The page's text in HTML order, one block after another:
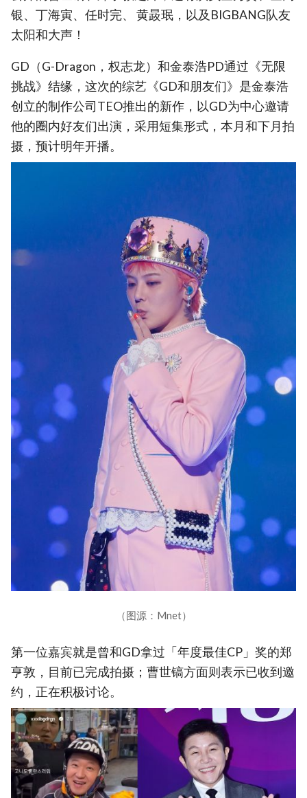
银、丁海寅、任时完、 黄晸珉，以及BIGBANG队友
太阳和大声！
GD（G-Dragon，权志龙）和金泰浩PD通过《无限
挑战》结缘，这次的综艺《GD和朋友们》是金泰浩
创立的制作公司TEO推出的新作，以GD为中心邀请
他的圈内好友们出演，采用短集形式，本月和下月拍
摄，预计明年开播。
（图源：Mnet）
第一位嘉宾就是曾和GD拿过「年度最佳CP」奖的郑
亨敦，目前已完成拍摄；曹世镐方面则表示已收到邀
约，正在积极讨论。